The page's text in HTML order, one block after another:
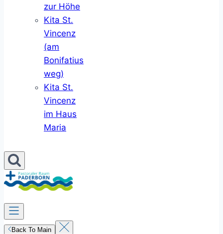
zur Höhe
Kita St.
Vincenz
(am
Bonifatius
weg)
Kita St.
Vincenz
im Haus
Maria
Back To Main